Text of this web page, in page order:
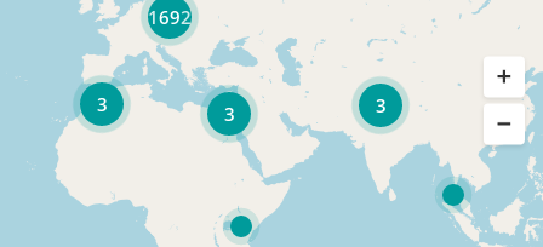
3
3
3
1692